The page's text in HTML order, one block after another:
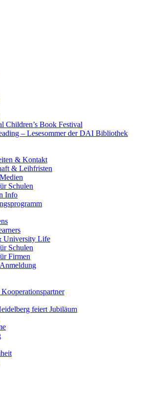
Children’s Book Festival
– Lesesommer der DAI Bibliothek
& Kontakt
& Leihfristen
Schulen
Info
University Life
Schulen
Firmen
feiert Jubiläum